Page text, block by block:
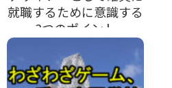
就職するために意識する
3つのポイント